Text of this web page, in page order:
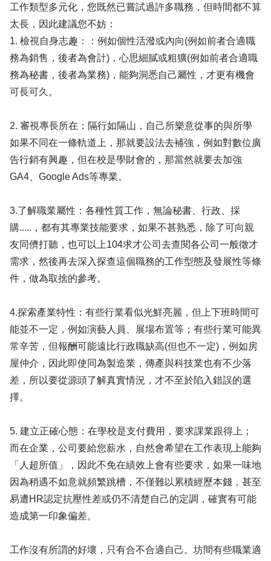
工作類型多元化，您既然已嘗試過許多職務，但時間都不算
太長，因此建議您不妨：
1. 檢視自身志趣：：例如個性活潑或內向(例如前者合適職
務為銷售，後者為會計)，心思細膩或粗獷(例如前者合適職
務為秘書，後者為業務)，能夠洞悉自己屬性，才更有機會
可長可久。
2. 審視專長所在：隔行如隔山，自己所樂意從事的與所學
如果不同在一條軌道上，那就要設法去補強，例如對數位廣
告行銷有興趣，但在校是學財會的，那當然就要去加強
GA4、Google Ads等專業。
3.了解職業屬性：各種性質工作，無論秘書、行政、採
購.....，都有其專業技能要求，如果不甚熟悉，除了可向親
友同儕打聽，也可以上104求才公司去查閱各公司一般徵才
需求，然後再去深入探查這個職務的工作型態及發展性等條
件，做為取捨的參考。
4.探索產業特性：有些行業看似光鮮亮麗，但上下班時間可
能並不一定，例如演藝人員、展場布置等；有些行業可能異
常辛苦，但報酬可能遠比行政職缺高(但也不一定)，例如房
屋仲介，因此即使同為製造業，傳產與科技業也有不少落
差，所以要從源頭了解真實情況，才不至於陷入錯誤的選
擇。
5. 建立正確心態：在學校是支付費用，要求課業跟得上；
而在企業，公司要給您薪水，自然會希望在工作表現上能夠
「人超所值」，因此不免在績效上會有些要求，如果一味地
因為稍遇不如意就頻繁跳槽，不僅難以累積經歷本錢，甚至
易遭HR認定抗壓性差或仍不清楚自己的定調，確實有可能
造成第一印象偏差。
工作沒有所謂的好壞，只有合不合適自己。坊間有些職業適